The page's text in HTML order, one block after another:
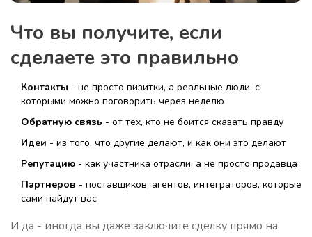
Что вы получите, если
сделаете это правильно
Контакты - не просто визитки, а реальные люди, с
которыми можно поговорить через неделю
Обратную связь - от тех, кто не боится сказать правду
Идеи - из того, что другие делают, и как они это делают
Репутацию - как участника отрасли, а не просто продавца
Партнеров - поставщиков, агентов, интеграторов, которые
сами найдут вас
И да - иногда вы даже заключите сделку прямо на